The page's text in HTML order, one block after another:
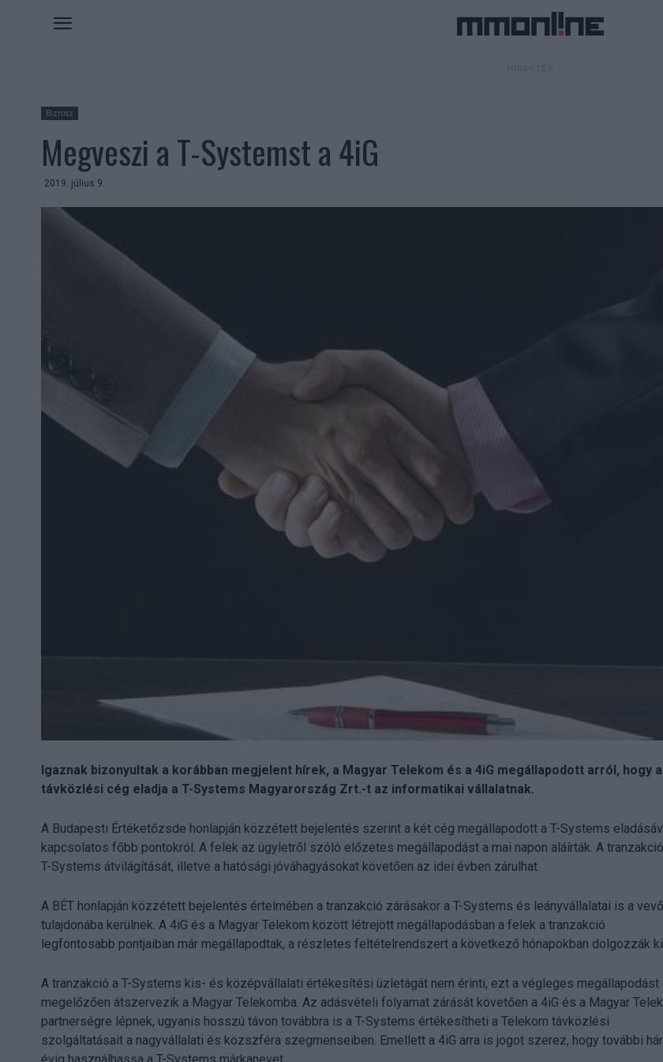
Biznisz
Megveszi a T-Systemst a 4iG
2019. július 9.
Igaznak bizonyultak a korábban megjelent hírek, a Magyar Telekom és a 4iG megállapodott arról, hogy a
távközlési cég eladja a T-Systems Magyarország Zrt.-t az informatikai vállalatnak.
A Budapesti Értéketőzsde honlapján közzétett bejelentés szerint a két cég megállapodott a T-Systems
kapcsolatos főbb pontokról. A felek az ügyletről szóló előzetes megállapodást a mai napon aláírták. A
T-Systems átvilágítását, illetve a hatósági jóváhagyásokat követően az idei évben zárulhat.
A BÉT honlapján közzétett bejelentés értelmében a tranzakció zárásakor a T-Systems és leányvállalatai is a vevő
tulajdonába kerülnek. A 4iG és a Magyar Telekom között létrejött megállapodásban a felek a tranzakció
legfontosabb pontjaiban már megállapodtak, a részletes feltételrendszert a következő hónapokban dolgozzák
A tranzakció a T-Systems kis- és középvállalati értékesítési üzletágát nem érinti, ezt a végleges megállapodást
megelőzően átszervezik a Magyar Telekomba. Az adásvételi folyamat zárását követően a 4iG és a Magyar
partnerségre lépnek, ugyanis hosszú távon továbbra is a T-Systems értékesítheti a Telekom távközlési
szolgáltatásait a nagyvállalati és közszféra szegmenseiben. Emellett a 4iG arra is jogot szerez, hogy további